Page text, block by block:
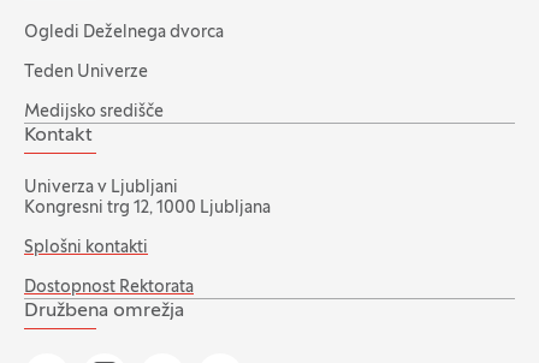
Ogledi Deželnega dvorca
Teden Univerze
Medijsko središče
Kontakt
Univerza v Ljubljani
Kongresni trg 12, 1000 Ljubljana
Splošni kontakti
Dostopnost Rektorata
Družbena omrežja